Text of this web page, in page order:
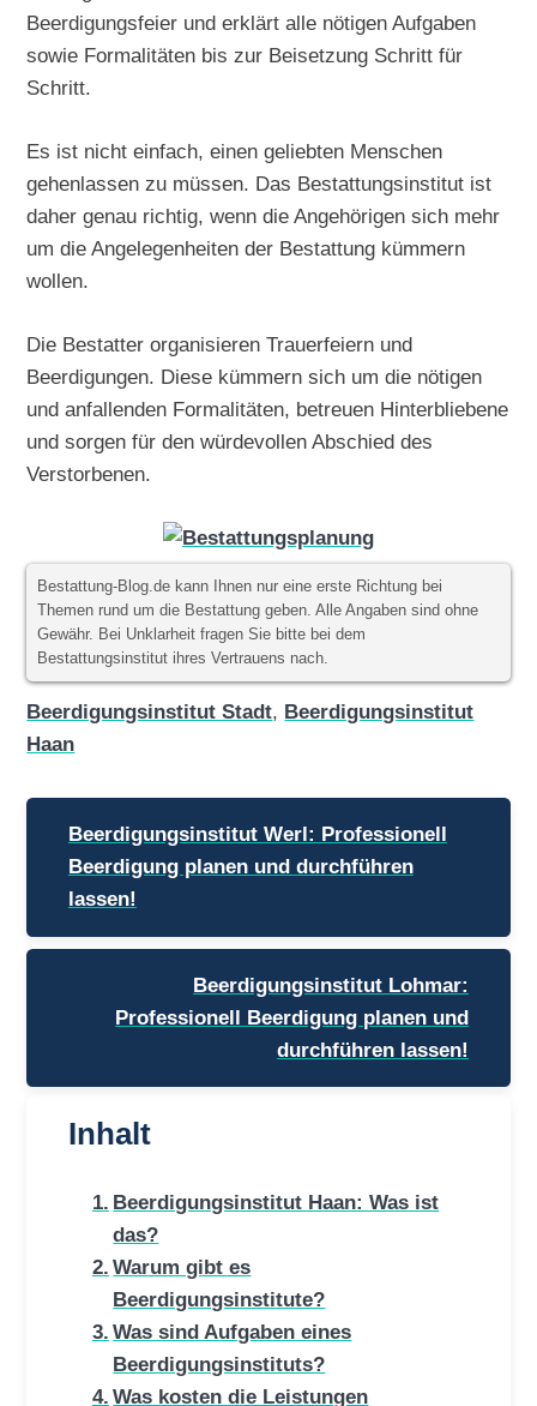
Beerdigungsfeier und erklärt alle nötigen Aufgaben
sowie Formalitäten bis zur Beisetzung Schritt für
Schritt.
Es ist nicht einfach, einen geliebten Menschen
gehenlassen zu müssen. Das Bestattungsinstitut ist
daher genau richtig, wenn die Angehörigen sich mehr
um die Angelegenheiten der Bestattung kümmern
wollen.
Die Bestatter organisieren Trauerfeiern und
Beerdigungen. Diese kümmern sich um die nötigen
und anfallenden Formalitäten, betreuen Hinterbliebene
und sorgen für den würdevollen Abschied des
Verstorbenen.
Bestattung-Blog.de kann Ihnen nur eine erste Richtung bei
Themen rund um die Bestattung geben. Alle Angaben sind ohne
Gewähr. Bei Unklarheit fragen Sie bitte bei dem
Bestattungsinstitut ihres Vertrauens nach.
Beerdigungsinstitut Stadt, Beerdigungsinstitut
Haan
Beitragsnavigation
Beerdigungsinstitut Werl: Professionell
Beerdigung planen und durchführen
lassen!
Beerdigungsinstitut Lohmar:
Professionell Beerdigung planen und
durchführen lassen!
Inhalt
Beerdigungsinstitut Haan: Was ist
das?
Warum gibt es
Beerdigungsinstitute?
Was sind Aufgaben eines
Beerdigungsinstituts?
Was kosten die Leistungen